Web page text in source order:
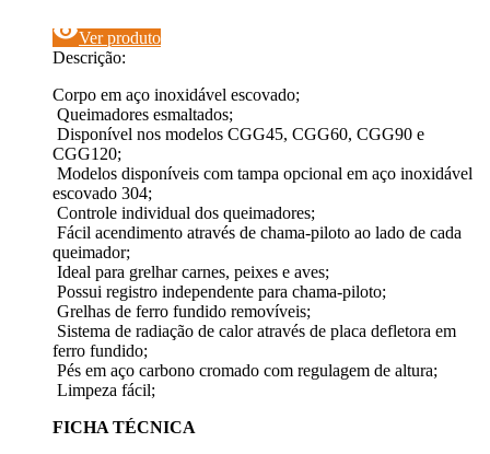
visibilityVer produto
Descrição:
Corpo em aço inoxidável escovado;
Queimadores esmaltados;
Disponível nos modelos CGG45, CGG60, CGG90 e
CGG120;
Modelos disponíveis com tampa opcional em aço inoxidável
escovado 304;
Controle individual dos queimadores;
Fácil acendimento através de chama-piloto ao lado de cada
queimador;
Ideal para grelhar carnes, peixes e aves;
Possui registro independente para chama-piloto;
Grelhas de ferro fundido removíveis;
Sistema de radiação de calor através de placa defletora em
ferro fundido;
Pés em aço carbono cromado com regulagem de altura;
Limpeza fácil;
FICHA TÉCNICA